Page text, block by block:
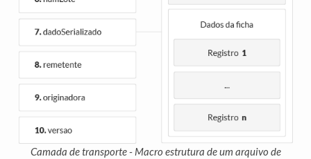
Camada de transporte - Macro estrutura de um arquivo de